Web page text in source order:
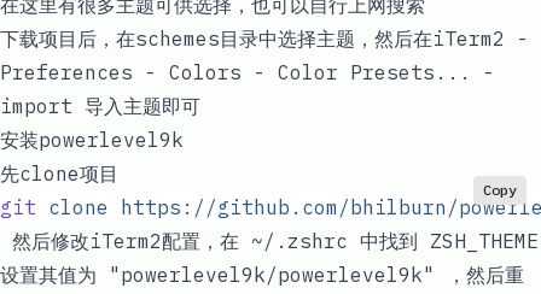
下载项目后，在schemes目录中选择主题，然后在iTerm2 -
Preferences - Colors - Color Presets... -
import 导入主题即可
安装powerlevel9k
先clone项目
git clone https://github.com/bhilburn/
Copy
 然后修改iTerm2配置，在 ~/.zshrc 中找到 ZSH_THEME
设置其值为 "powerlevel9k/powerlevel9k"
，然后重